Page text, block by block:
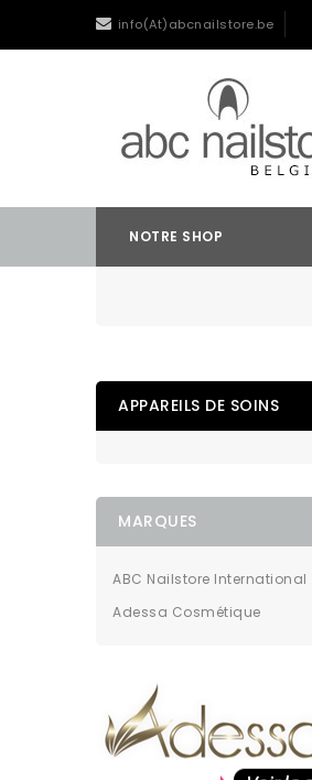
info(At)abcnailstore.be
NOTRE SHOP
APPAREILS DE SOINS
MARQUES
ABC Nailstore International
Adessa Cosmétique